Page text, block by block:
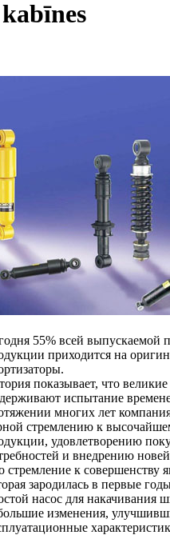
55% всей выпускаемой
приходится на
показывает, что
испытание
многих лет
стремлению к
удовлетворению
и внедрению
стремление к совершенству
зародилась в первые
насос для накачивания
изменения,